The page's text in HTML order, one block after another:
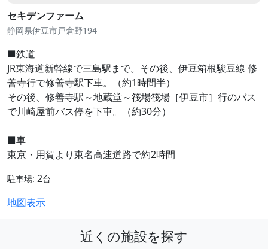
セキデンファーム
静岡県伊豆市戸倉野194
■鉄道
JR東海道新幹線で三島駅まで。その後、伊豆箱根駿豆線 修
善寺行で修善寺駅下車。（約1時間半）
その後、修善寺駅～地蔵堂～筏場筏場［伊豆市］行のバス
で川崎屋前バス停を下車。（約30分）
■車
東京・用賀より東名高速道路で約2時間
駐車場: 2台
地図表示
近くの施設を探す